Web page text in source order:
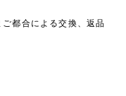
都合による交換、返品